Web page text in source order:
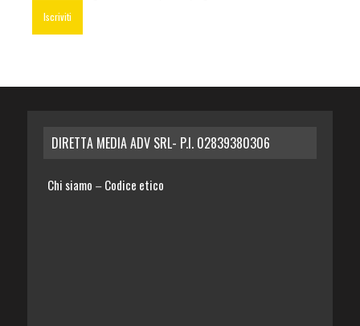
DIRETTA MEDIA ADV SRL- P.I. 02839380306
Chi siamo – Codice etico